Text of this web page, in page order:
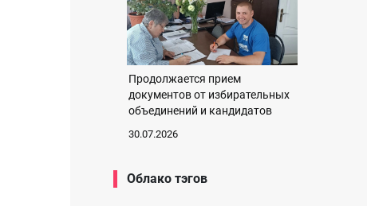
Продолжается прием
документов от избирательных
объединений и кандидатов
30.07.2026
Облако тэгов